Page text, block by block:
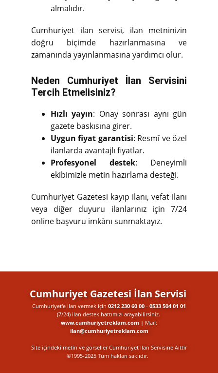
almalıdır.
Cumhuriyet ilan servisi, ilan metninizin
doğru biçimde hazırlanmasına ve
zamanında yayınlanmasına yardımcı olur.
Neden Cumhuriyet İlan Servisini
Tercih Etmelisiniz?
Hızlı yayın: Onay sonrası aynı gün
gazete baskısına girer.
Uygun fiyat garantisi: Resmî ve özel
ilanlarda avantajlı fiyatlar.
Profesyonel destek: Deneyimli
ekibimizle metin hazırlama desteği.
Cumhuriyet Gazetesi kayıp ilanı, vefat ilanı
veya diğer duyuru ilanlarınız için 7/24
online başvuru imkânı sunmaktayız.
Cumhuriyet Gazetesi İlan Servisi
Cumhuriyet'e ilan vermek için 0212 230 60 00 - 0533 504 01 01
(7/24) ilan destek​ hattımızı arayabilirsiniz.
www.cumhuriyetreklam.com | Mail:
ilan@cumhuriyetreklam.com
Site içindeki metin ve görseller Cumhuriyet İlan Servisine Aittir
©1995-2025 Tüm hakları saklıdır.